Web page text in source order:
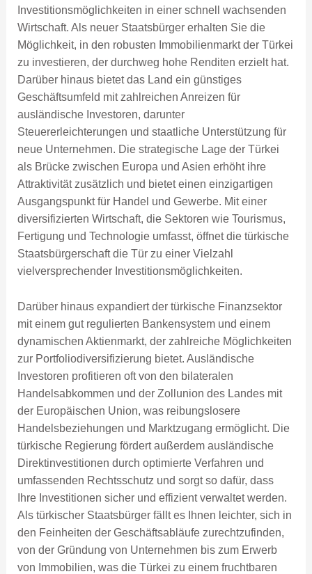
Investitionsmöglichkeiten in einer schnell wachsenden
Wirtschaft. Als neuer Staatsbürger erhalten Sie die
Möglichkeit, in den robusten Immobilienmarkt der Türkei
zu investieren, der durchweg hohe Renditen erzielt hat.
Darüber hinaus bietet das Land ein günstiges
Geschäftsumfeld mit zahlreichen Anreizen für
ausländische Investoren, darunter
Steuererleichterungen und staatliche Unterstützung für
neue Unternehmen. Die strategische Lage der Türkei
als Brücke zwischen Europa und Asien erhöht ihre
Attraktivität zusätzlich und bietet einen einzigartigen
Ausgangspunkt für Handel und Gewerbe. Mit einer
diversifizierten Wirtschaft, die Sektoren wie Tourismus,
Fertigung und Technologie umfasst, öffnet die türkische
Staatsbürgerschaft die Tür zu einer Vielzahl
vielversprechender Investitionsmöglichkeiten.
Darüber hinaus expandiert der türkische Finanzsektor
mit einem gut regulierten Bankensystem und einem
dynamischen Aktienmarkt, der zahlreiche Möglichkeiten
zur Portfoliodiversifizierung bietet. Ausländische
Investoren profitieren oft von den bilateralen
Handelsabkommen und der Zollunion des Landes mit
der Europäischen Union, was reibungslosere
Handelsbeziehungen und Marktzugang ermöglicht. Die
türkische Regierung fördert außerdem ausländische
Direktinvestitionen durch optimierte Verfahren und
umfassenden Rechtsschutz und sorgt so dafür, dass
Ihre Investitionen sicher und effizient verwaltet werden.
Als türkischer Staatsbürger fällt es Ihnen leichter, sich in
den Feinheiten der Geschäftsabläufe zurechtzufinden,
von der Gründung von Unternehmen bis zum Erwerb
von Immobilien, was die Türkei zu einem fruchtbaren